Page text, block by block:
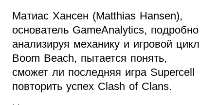
Матиас Хансен (Matthias Hansen),
основатель GameAnalytics, подробно
анализируя механику и игровой цикл
Boom Beach, пытается понять,
сможет ли последняя игра Supercell
повторить успех Clash of Clans.